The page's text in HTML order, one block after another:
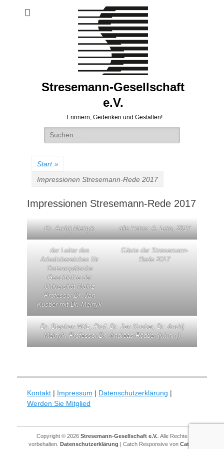
Stresemann-Gesellschaft
e.V.
Erinnern, Gedenken und Gestalten!
Suchen
nach:
Start »
Impressionen Stresemann-Rede 2017
Impressionen Stresemann-Rede 2017
Dr. Andrij Melnyk alle Fotos: A. Leto, 2017
der Leiter des
Arbeitsbereiches für
Osteuropäische
Geschichte der
Universität Mainz
Professor Dr. Jan
Kusber mit Dr. Melnyk
Gäste der Stresemann-
Rede 2017
Dr. Stephan Hölz, Prof. Dr. Jan Kusber, Dr. Andrij
Melnyk, Professor Dr. Andreas Rödder (v.l.n.r.)
Kontakt | Impressum | Datenschutzerklärung |
Werden Sie Mitglied
Copyright © 2026 Stresemann-Gesellschaft e.V. . Alle Rechte
vorbehalten. Datenschutzerklärung | Catch Responsive von Catch